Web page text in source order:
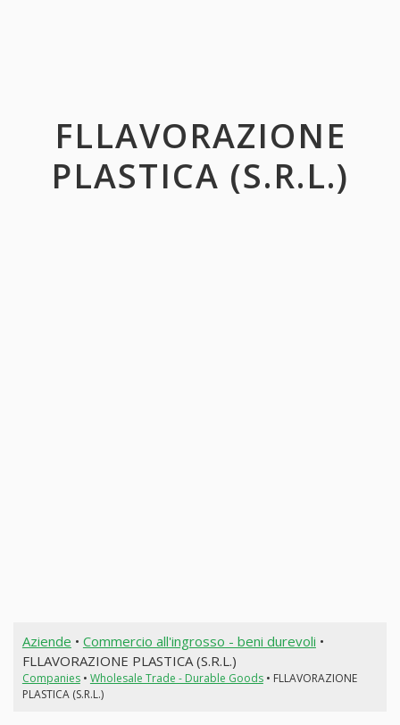
FLLAVORAZIONE
PLASTICA (S.R.L.)
Aziende • Commercio all'ingrosso - beni durevoli •
FLLAVORAZIONE PLASTICA (S.R.L.)
Companies• Wholesale Trade - Durable Goods• FLLAVORAZIONE
PLASTICA (S.R.L.)